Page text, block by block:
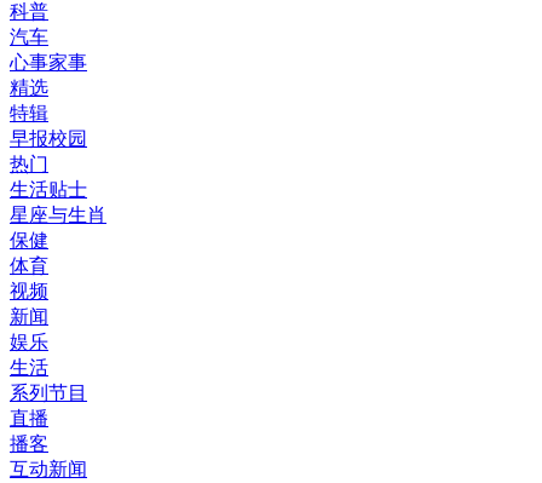
科普
汽车
心事家事
精选
特辑
早报校园
热门
生活贴士
星座与生肖
保健
体育
视频
新闻
娱乐
生活
系列节目
直播
播客
互动新闻